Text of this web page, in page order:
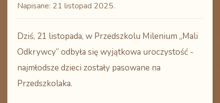
Napisane: 21 listopad 2025.
Dziś, 21 listopada, w Przedszkolu Milenium „Mali
Odkrywcy” odbyła się wyjątkowa uroczystość -
najmłodsze dzieci zostały pasowane na
Przedszkolaka.